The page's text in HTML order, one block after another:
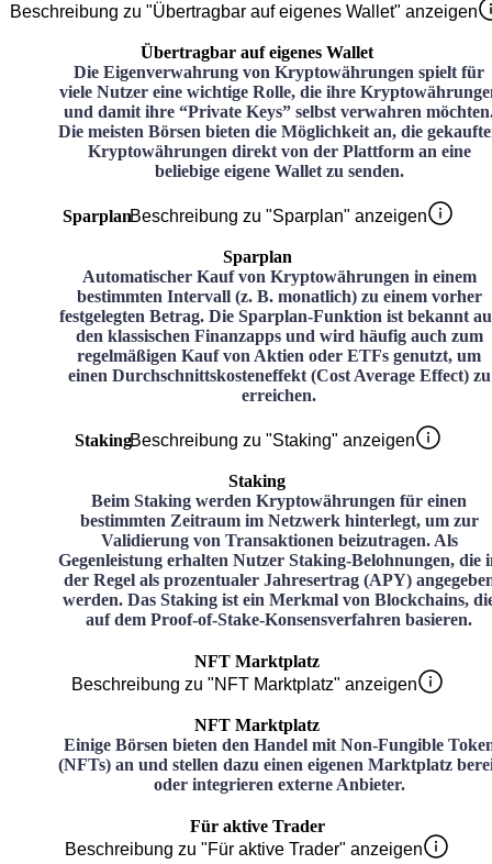
Beschreibung zu "Übertragbar auf eigenes Wallet" anzeigen
Übertragbar auf eigenes Wallet
Die Eigenverwahrung von Kryptowährungen spielt für
viele Nutzer eine wichtige Rolle, die ihre
und damit ihre “Private Keys” selbst verwahren
Die meisten Börsen bieten die Möglichkeit an, die
Kryptowährungen direkt von der Plattform an eine
beliebige eigene Wallet zu senden.
SparplanBeschreibung zu "Sparplan" anzeigen
Sparplan
Automatischer Kauf von Kryptowährungen in einem
bestimmten Intervall (z. B. monatlich) zu einem vorher
festgelegten Betrag. Die Sparplan-Funktion ist bekannt
den klassischen Finanzapps und wird häufig auch zum
regelmäßigen Kauf von Aktien oder ETFs genutzt, um
einen Durchschnittskosteneffekt (Cost Average Effect) zu
erreichen.
StakingBeschreibung zu "Staking" anzeigen
Staking
Beim Staking werden Kryptowährungen für einen
bestimmten Zeitraum im Netzwerk hinterlegt, um zur
Validierung von Transaktionen beizutragen. Als
Gegenleistung erhalten Nutzer Staking-Belohnungen, die
der Regel als prozentualer Jahresertrag (APY)
werden. Das Staking ist ein Merkmal von Blockchains,
auf dem Proof-of-Stake-Konsensverfahren basieren.
NFT Marktplatz
Beschreibung zu "NFT Marktplatz" anzeigen
NFT Marktplatz
Einige Börsen bieten den Handel mit Non-Fungible
(NFTs) an und stellen dazu einen eigenen Marktplatz
oder integrieren externe Anbieter.
Für aktive Trader
Beschreibung zu "Für aktive Trader" anzeigen